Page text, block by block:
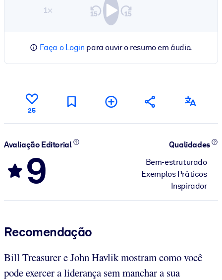
1×
Faça o Login para ouvir o resumo em áudio.
25
Avaliação Editorial
9
Qualidades
Bem-estruturado
Exemplos Práticos
Inspirador
Recomendação
Bill Treasurer e John Havlik mostram como você
pode exercer a liderança sem manchar a sua